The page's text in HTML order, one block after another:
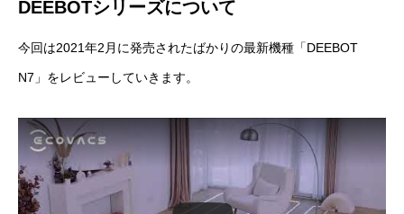
DEEBOTシリーズについて
今回は2021年2月に発売されたばかりの最新機種「DEEBOT
N7 」をレビューしていきます。